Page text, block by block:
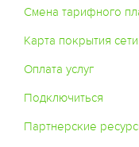
Смена тарифного
Карта покрытия сети
Оплата услуг
Подключиться
Партнерские